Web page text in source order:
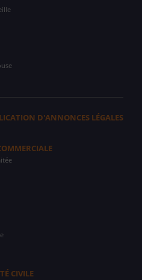
D'ANNONCES LÉGALES
CIVILE